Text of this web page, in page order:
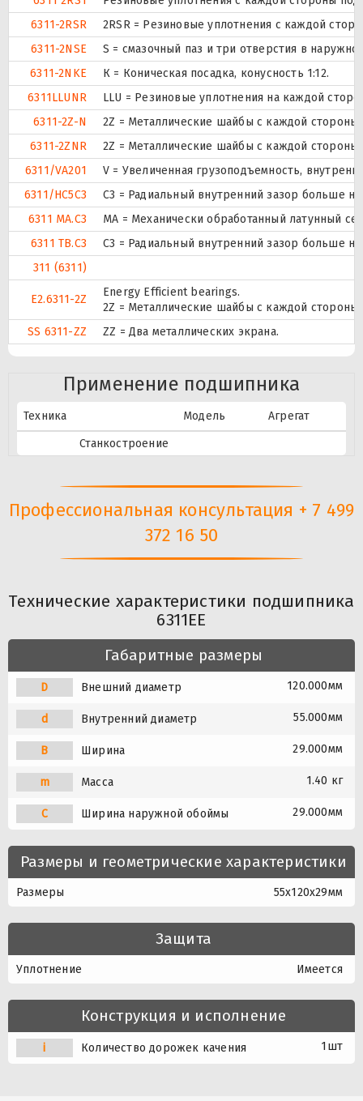
6311-2RSR
2RSR = Резиновые уплотнения с каждой
6311-2NSE
S = смазочный паз и три отверстия в
6311-2NKE
К = Коническая посадка, конусность 1:12.
6311LLUNR
LLU = Резиновые уплотнения на каждой
6311-2Z-N
2Z = Металлические шайбы с каждой
6311-2ZNR
2Z = Металлические шайбы с каждой
6311/VA201
V = Увеличенная грузоподъемность,
6311/HC5C3
C3 = Радиальный внутренний зазор больше
6311 MA.C3
MA = Механически обработанный латунный
6311 TB.C3
C3 = Радиальный внутренний зазор больше
311 (6311)
E2.6311-2Z
Energy Efficient bearings.
2Z = Металлические шайбы с каждой
SS 6311-ZZ
ZZ = Два металлических экрана.
Применение подшипника
Техника Модель
Агрегат
Станкостроение
Профессиональная консультация + 7 499
372 16 50
Технические характеристики подшипника
6311EE
Габаритные размеры
D Внешний диаметр 120.000мм
d Внутренний диаметр 55.000мм
B Ширина 29.000мм
m Масса 1.40 кг
C Ширина наружной обоймы 29.000мм
Размеры и геометрические характеристики
Размеры 55x120x29мм
Защита
Уплотнение Имеется
Конструкция и исполнение
i Количество дорожек качения 1шт